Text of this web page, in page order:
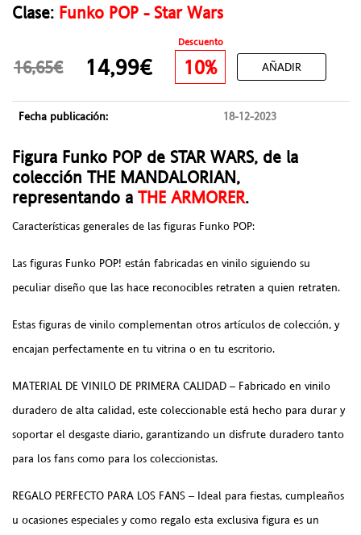
Clase: Funko POP - Star Wars
Descuento
16,65€ 14,99€ 10% AÑADIR
Fecha publicación: 18-12-2023
Figura Funko POP de STAR WARS, de la
colección THE MANDALORIAN,
representando a THE ARMORER.
Características generales de las figuras Funko POP:
Las figuras Funko POP! están fabricadas en vinilo siguiendo su
peculiar diseño que las hace reconocibles retraten a quien retraten.
Estas figuras de vinilo complementan otros artículos de colección, y
encajan perfectamente en tu vitrina o en tu escritorio.
MATERIAL DE VINILO DE PRIMERA CALIDAD – Fabricado en vinilo
duradero de alta calidad, este coleccionable está hecho para durar y
soportar el desgaste diario, garantizando un disfrute duradero tanto
para los fans como para los coleccionistas.
REGALO PERFECTO PARA LOS FANS – Ideal para fiestas, cumpleaños
u ocasiones especiales y como regalo esta exclusiva figura es un